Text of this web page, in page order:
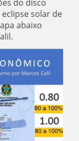
do disco
solar de
abaixo